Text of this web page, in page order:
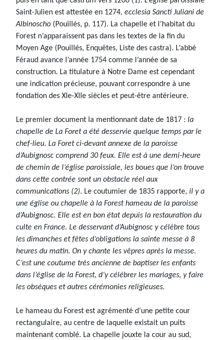
Saint-Julien est attestée en 1274, ecclesia Sancti Juliani de
Albinoscho (Pouillés, p. 117). La chapelle et l’habitat du
Forest n’apparaissent pas dans les textes de la fin du
Moyen Age (Pouillés, Enquêtes, Liste des castra). L’abbé
Féraud avance l’année 1754 comme l’année de sa
construction. La titulature à Notre Dame est cependant
une indication précieuse, pouvant correspondre à une
fondation des XIe-XIIe siècles et peut-être antérieure.
Le premier document la mentionnant date de 1817 : la
chapelle de La Foret a été desservie quelque temps par le
chef-lieu. La Foret ci-devant annexe de la paroisse
d’Aubignosc comprend 30 feux. Elle est à une demi-heure
de chemin de l’église paroissiale, les boues que l’on trouve
dans cette contrée sont un obstacle réel aux
communications (2). Le coutumier de 1835 rapporte, il y a
une église ou chapelle à la Forest hameau de la paroisse
d’Aubignosc. Elle est en bon état depuis la restauration du
culte en France. Le desservant d’Aubignosc y célèbre tous
les dimanches et fêtes d’obligations la sainte messe à 8
heures du matin. On y chante les vêpres après la messe.
C’est une coutume très ancienne de baptiser les enfants
dans l’église de la Forest, d’y célébrer les mariages, y faire
les obsèques et autres cérémonies religieuses.
Le hameau du Forest est agrémenté d’une petite cour
rectangulaire, au centre de laquelle existait un puits
maintenant comblé. La chapelle jouxte la cour au sud,